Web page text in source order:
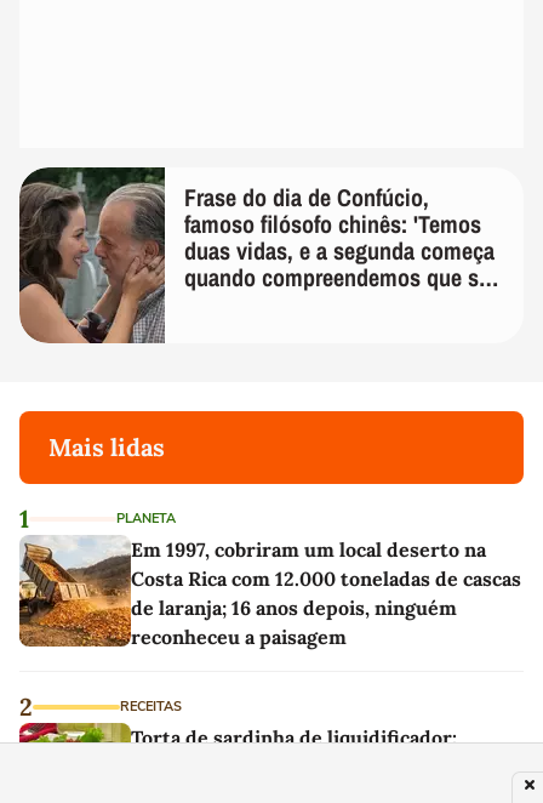
Frase do dia de Confúcio,
famoso filósofo chinês: 'Temos
duas vidas, e a segunda começa
quando compreendemos que só
Mais lidas
1 PLANETA
Em 1997, cobriram um local deserto na
Costa Rica com 12.000 toneladas de cascas
de laranja; 16 anos depois, ninguém
reconheceu a paisagem
2 RECEITAS
Torta de sardinha de liquidificador: